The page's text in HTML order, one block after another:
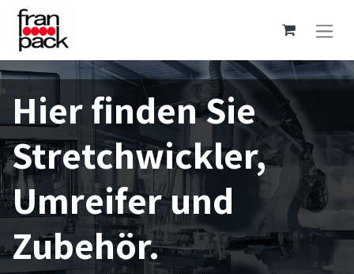
Hier finden Sie
Stretchwickler,
Umreifer und
Zubehör.